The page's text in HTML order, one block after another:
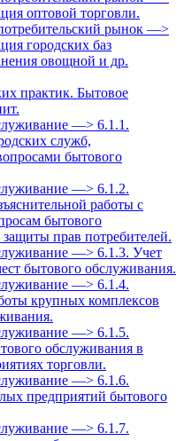
оптовой торговли.
рынок —>
городских баз
овощной и др.
практик. Бытовое
—> 6.1.1.
служб,
бытового
—> 6.1.2.
работы с
бытового
прав потребителей.
—> 6.1.3. Учет
бытового обслуживания.
—> 6.1.4.
крупных комплексов
—> 6.1.5.
обслуживания в
торговли.
—> 6.1.6.
предприятий бытового
—> 6.1.7.